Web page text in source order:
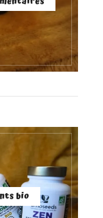
bio